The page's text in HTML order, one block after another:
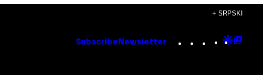
+ SRPSKI
Subscribe Newsletter Instagram
TikTok
YouTube
Google